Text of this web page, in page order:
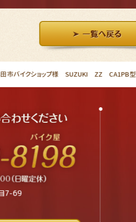
市バイクショップ様 SUZUKI ZZ CA1PB型
7-69